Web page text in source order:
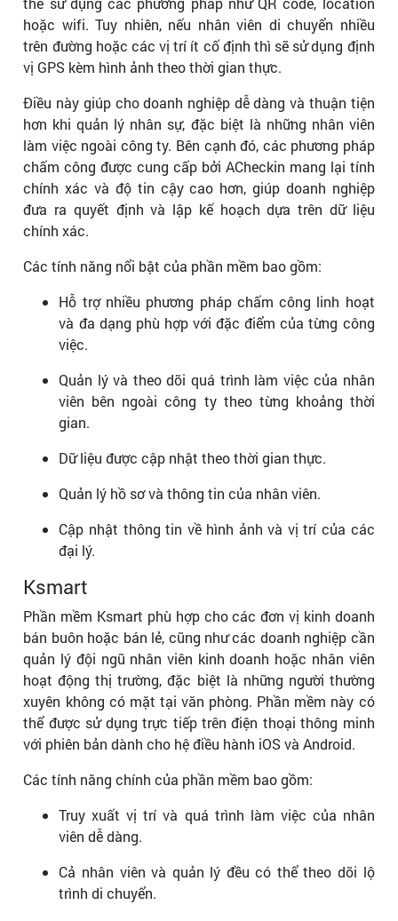
hoặc wifi. Tuy nhiên, nếu nhân viên di chuyển nhiều
trên đường hoặc các vị trí ít cố định thì sẽ sử dụng định
vị GPS kèm hình ảnh theo thời gian thực.
Điều này giúp cho doanh nghiệp dễ dàng và thuận tiện
hơn khi quản lý nhân sự, đặc biệt là những nhân viên
làm việc ngoài công ty. Bên cạnh đó, các phương pháp
chấm công được cung cấp bởi ACheckin mang lại tính
chính xác và độ tin cậy cao hơn, giúp doanh nghiệp
đưa ra quyết định và lập kế hoạch dựa trên dữ liệu
chính xác.
Các tính năng nổi bật của phần mềm bao gồm:
Hỗ trợ nhiều phương pháp chấm công linh hoạt
và đa dạng phù hợp với đặc điểm của từng công
việc.
Quản lý và theo dõi quá trình làm việc của nhân
viên bên ngoài công ty theo từng khoảng thời
gian.
Dữ liệu được cập nhật theo thời gian thực.
Quản lý hồ sơ và thông tin của nhân viên.
Cập nhật thông tin về hình ảnh và vị trí của các
đại lý.
Ksmart
Phần mềm Ksmart phù hợp cho các đơn vị kinh doanh
bán buôn hoặc bán lẻ, cũng như các doanh nghiệp cần
quản lý đội ngũ nhân viên kinh doanh hoặc nhân viên
hoạt động thị trường, đặc biệt là những người thường
xuyên không có mặt tại văn phòng. Phần mềm này có
thể được sử dụng trực tiếp trên điện thoại thông minh
với phiên bản dành cho hệ điều hành iOS và Android.
Các tính năng chính của phần mềm bao gồm:
Truy xuất vị trí và quá trình làm việc của nhân
viên dễ dàng.
Cả nhân viên và quản lý đều có thể theo dõi lộ
trình di chuyển.